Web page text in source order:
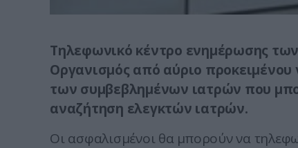
Τηλεφωνικό κέντρο ενημέρωσης
Οργανισμός από αύριο προκειμένου
των συμβεβλημένων ιατρών που
αναζήτηση ελεγκτών ιατρών.
Οι ασφαλισμένοι θα μπορούν να